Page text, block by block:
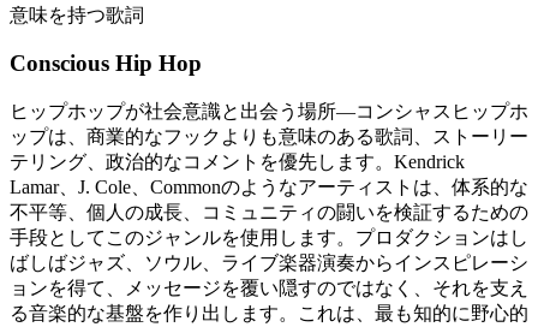
意味を持つ歌詞
Conscious Hip Hop
ヒップホップが社会意識と出会う場所—コンシャスヒップホ
ップは、商業的なフックよりも意味のある歌詞、ストーリー
テリング、政治的なコメントを優先します。Kendrick
Lamar、J. Cole、Commonのようなアーティストは、体系的な
不平等、個人の成長、コミュニティの闘いを検証するための
手段としてこのジャンルを使用します。プロダクションはし
ばしばジャズ、ソウル、ライブ楽器演奏からインスピレーシ
ョンを得て、メッセージを覆い隠すのではなく、それを支え
る音楽的な基盤を作り出します。これは、最も知的に野心的